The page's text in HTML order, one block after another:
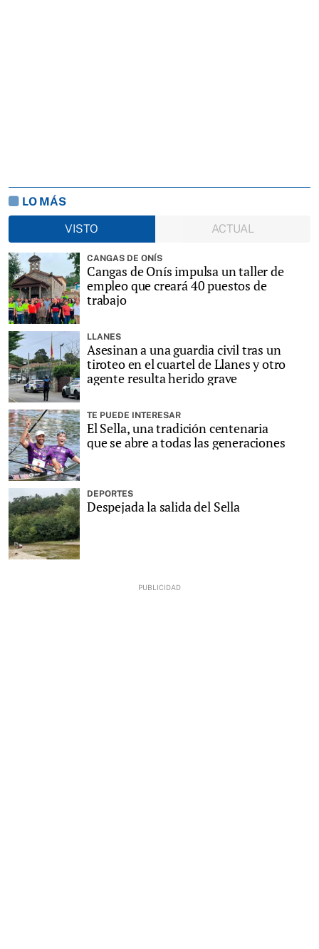
LO MÁS
VISTO
ACTUAL
CANGAS DE ONÍS
Cangas de Onís impulsa un taller de
empleo que creará 40 puestos de
trabajo
LLANES
Asesinan a una guardia civil tras un
tiroteo en el cuartel de Llanes y otro
agente resulta herido grave
TE PUEDE INTERESAR
El Sella, una tradición centenaria
que se abre a todas las generaciones
DEPORTES
Despejada la salida del Sella